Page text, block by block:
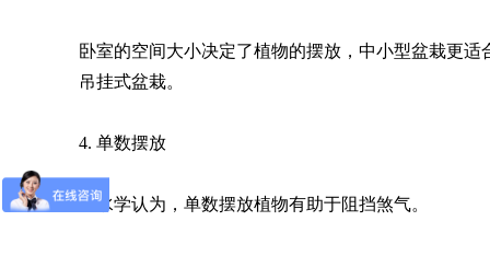
卧室的空间大小决定了植物的摆放，中小型盆栽更
吊挂式盆栽。
4. 单数摆放
风水学认为，单数摆放植物有助于阻挡煞气。